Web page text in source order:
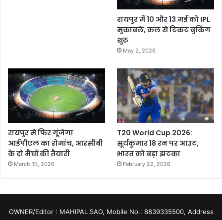
रायपुर में 10 और 13 मई को IPL
मुकाबले, कल से टिकट बुकिंग
शुरू
May 2, 2026
रायपुर में फिर गूंजेगा
आईपीएल का रोमांच, आरसीबी
के दो मैचों की तैयारी
March 10, 2026
T20 World Cup 2026:
सूर्यकुमार 18 रन पर आउट,
भारत को बड़ा झटका
February 22, 2026
OWNER/Editor : MAHIPAL SAO, Mobile No.: 8839335500, Address